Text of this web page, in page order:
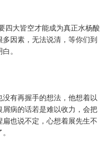
四大皆空才能成为真正水杨酸
因素，无法说清，等你们到
。
有再握手的想法，他想着以
病的话若是难以收力，会把
也说不定，心想着展先生不